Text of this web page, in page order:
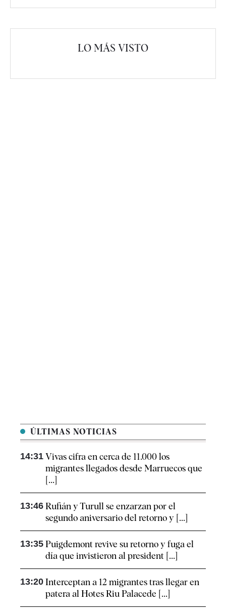
LO MÁS VISTO
ÚLTIMAS NOTICIAS
14:31 Vivas cifra en cerca de 11.000 los
migrantes llegados desde Marruecos que
[...]
13:46 Rufián y Turull se enzarzan por el
segundo aniversario del retorno y [...]
13:35 Puigdemont revive su retorno y fuga el
día que invistieron al president [...]
13:20 Interceptan a 12 migrantes tras llegar en
patera al Hotes Riu Palacede [...]